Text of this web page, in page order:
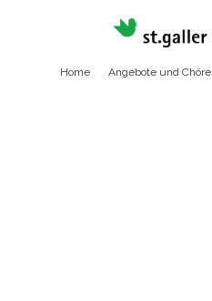
Home Angebote und Chöre